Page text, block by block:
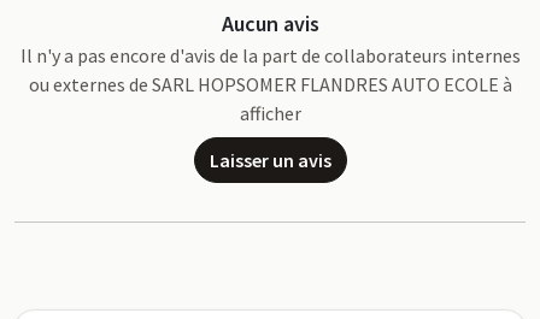
Aucun avis
Il n'y a pas encore d'avis de la part de collaborateurs internes
ou externes de SARL HOPSOMER FLANDRES AUTO ECOLE à
afficher
Laisser un avis